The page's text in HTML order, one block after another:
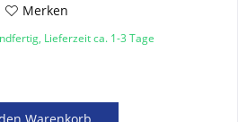
Merken
Lieferzeit ca. 1-3 Tage